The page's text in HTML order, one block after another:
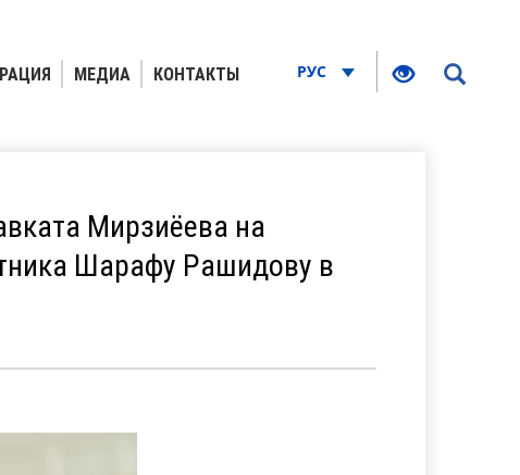
МЕДИА КОНТАКТЫ РУС
Мирзиёева на
Шарафу Рашидову в